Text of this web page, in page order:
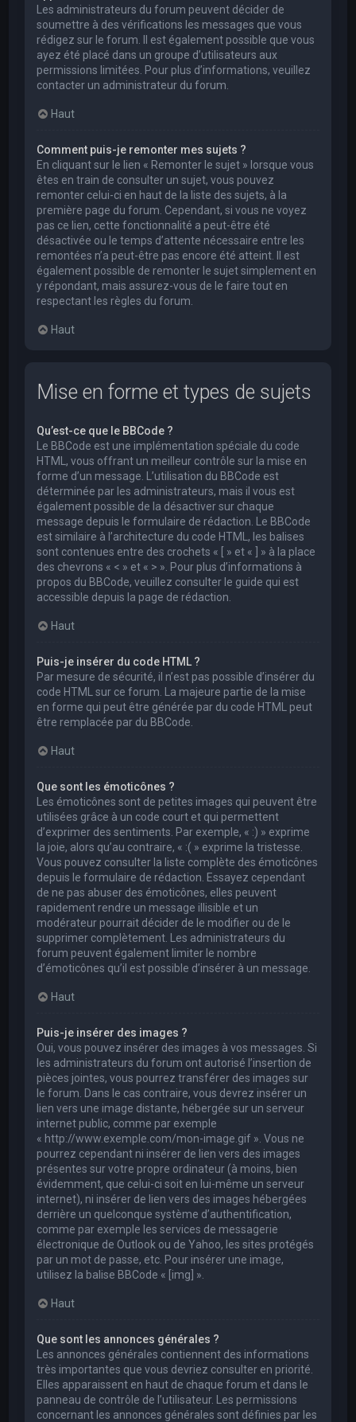
Les administrateurs du forum peuvent décider de
soumettre à des vérifications les messages que vous
rédigez sur le forum. Il est également possible que vous
ayez été placé dans un groupe d’utilisateurs aux
permissions limitées. Pour plus d’informations, veuillez
contacter un administrateur du forum.
Haut
Comment puis-je remonter mes sujets ?
En cliquant sur le lien « Remonter le sujet » lorsque vous
êtes en train de consulter un sujet, vous pouvez
remonter celui-ci en haut de la liste des sujets, à la
première page du forum. Cependant, si vous ne voyez
pas ce lien, cette fonctionnalité a peut-être été
désactivée ou le temps d’attente nécessaire entre les
remontées n’a peut-être pas encore été atteint. Il est
également possible de remonter le sujet simplement en
y répondant, mais assurez-vous de le faire tout en
respectant les règles du forum.
Haut
Mise en forme et types de sujets
Qu’est-ce que le BBCode ?
Le BBCode est une implémentation spéciale du code
HTML, vous offrant un meilleur contrôle sur la mise en
forme d’un message. L’utilisation du BBCode est
déterminée par les administrateurs, mais il vous est
également possible de la désactiver sur chaque
message depuis le formulaire de rédaction. Le BBCode
est similaire à l’architecture du code HTML, les balises
sont contenues entre des crochets « [ » et « ] » à la place
des chevrons « < » et « > ». Pour plus d’informations à
propos du BBCode, veuillez consulter le guide qui est
accessible depuis la page de rédaction.
Haut
Puis-je insérer du code HTML ?
Par mesure de sécurité, il n’est pas possible d’insérer du
code HTML sur ce forum. La majeure partie de la mise
en forme qui peut être générée par du code HTML peut
être remplacée par du BBCode.
Haut
Que sont les émoticônes ?
Les émoticônes sont de petites images qui peuvent être
utilisées grâce à un code court et qui permettent
d’exprimer des sentiments. Par exemple, « :) » exprime
la joie, alors qu’au contraire, « :( » exprime la tristesse.
Vous pouvez consulter la liste complète des émoticônes
depuis le formulaire de rédaction. Essayez cependant
de ne pas abuser des émoticônes, elles peuvent
rapidement rendre un message illisible et un
modérateur pourrait décider de le modifier ou de le
supprimer complètement. Les administrateurs du
forum peuvent également limiter le nombre
d’émoticônes qu’il est possible d’insérer à un message.
Haut
Puis-je insérer des images ?
Oui, vous pouvez insérer des images à vos messages. Si
les administrateurs du forum ont autorisé l’insertion de
pièces jointes, vous pourrez transférer des images sur
le forum. Dans le cas contraire, vous devrez insérer un
lien vers une image distante, hébergée sur un serveur
internet public, comme par exemple
« http://www.exemple.com/mon-image.gif ». Vous ne
pourrez cependant ni insérer de lien vers des images
présentes sur votre propre ordinateur (à moins, bien
évidemment, que celui-ci soit en lui-même un serveur
internet), ni insérer de lien vers des images hébergées
derrière un quelconque système d’authentification,
comme par exemple les services de messagerie
électronique de Outlook ou de Yahoo, les sites protégés
par un mot de passe, etc. Pour insérer une image,
utilisez la balise BBCode « [img] ».
Haut
Que sont les annonces générales ?
Les annonces générales contiennent des informations
très importantes que vous devriez consulter en priorité.
Elles apparaissent en haut de chaque forum et dans le
panneau de contrôle de l’utilisateur. Les permissions
concernant les annonces générales sont définies par les